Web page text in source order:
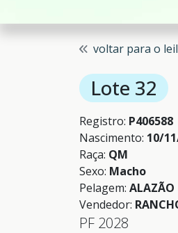
voltar para o
Lote 32
Registro: P406588
Nascimento: 10/
Raça: QM
Sexo: Macho
Pelagem: ALAZÃO
Vendedor:
PF 2028